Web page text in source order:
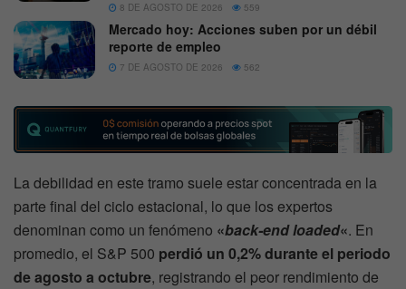
8 DE AGOSTO DE 2026 559
Mercado hoy: Acciones suben por un débil
reporte de empleo
7 DE AGOSTO DE 2026 562
La debilidad en este tramo suele estar concentrada en la
parte final del ciclo estacional, lo que los expertos
denominan como un fenómeno «back-end loaded«. En
promedio, el S&P 500 perdió un 0,2% durante el periodo
de agosto a octubre, registrando el peor rendimiento de